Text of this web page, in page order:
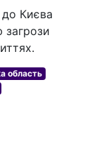
Києва
загрози
область